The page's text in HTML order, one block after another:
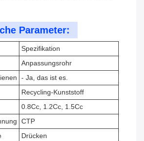
Parameter:
Spezifikation
Anpassungsrohr
- Ja, das ist es.
Recycling-Kunststoff
0.8Cc, 1.2Cc, 1.5Cc
CTP
Drücken